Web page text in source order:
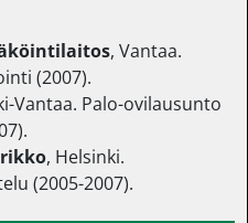
, Vantaa.
(2007).
Vantaa. Palo-ovilausunto
, Helsinki.
(2005-2007).